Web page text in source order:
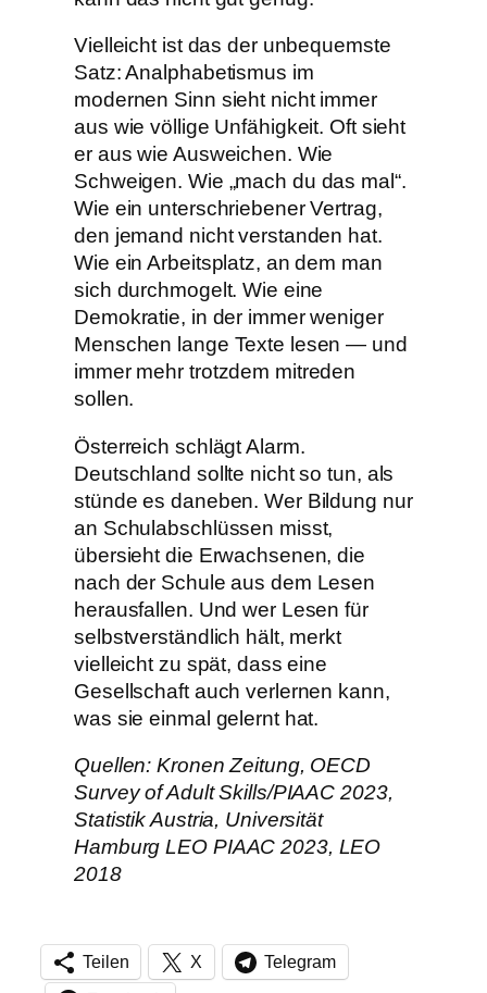
Vielleicht ist das der unbequemste
Satz: Analphabetismus im
modernen Sinn sieht nicht immer
aus wie völlige Unfähigkeit. Oft sieht
er aus wie Ausweichen. Wie
Schweigen. Wie „mach du das mal“.
Wie ein unterschriebener Vertrag,
den jemand nicht verstanden hat.
Wie ein Arbeitsplatz, an dem man
sich durchmogelt. Wie eine
Demokratie, in der immer weniger
Menschen lange Texte lesen — und
immer mehr trotzdem mitreden
sollen.
Österreich schlägt Alarm.
Deutschland sollte nicht so tun, als
stünde es daneben. Wer Bildung nur
an Schulabschlüssen misst,
übersieht die Erwachsenen, die
nach der Schule aus dem Lesen
herausfallen. Und wer Lesen für
selbstverständlich hält, merkt
vielleicht zu spät, dass eine
Gesellschaft auch verlernen kann,
was sie einmal gelernt hat.
Quellen: Kronen Zeitung, OECD
Survey of Adult Skills/PIAAC 2023,
Statistik Austria, Universität
Hamburg LEO PIAAC 2023, LEO
2018
Teilen X Telegram